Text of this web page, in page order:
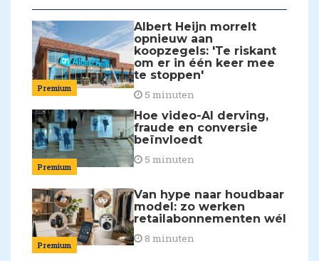
Premium
Albert Heijn morrelt
opnieuw aan
koopzegels: 'Te riskant
om er in één keer mee
te stoppen'
5 minuten
Premium
Hoe video-AI derving,
fraude en conversie
beïnvloedt
5 minuten
Premium
Van hype naar houdbaar
model: zo werken
retailabonnementen wél
8 minuten